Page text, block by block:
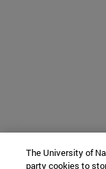
The University of
party cookies to